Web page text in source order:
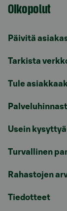
Oikopolut
Päivitä
Tarkista
Tule
Usein kysyttyä
Turvallinen
Rahastojen
Tiedotteet